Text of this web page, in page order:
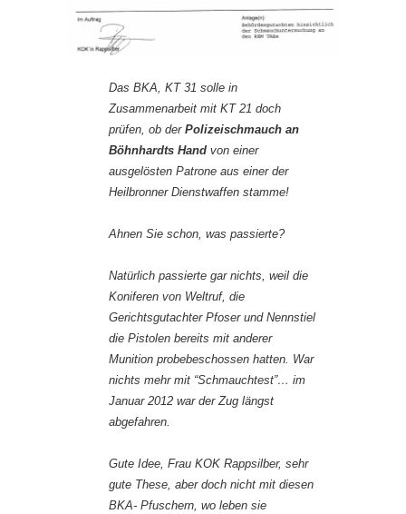
Das BKA, KT 31 solle in
Zusammenarbeit mit KT 21 doch
prüfen, ob der Polizeischmauch an
Böhnhardts Hand von einer
ausgelösten Patrone aus einer der
Heilbronner Dienstwaffen stamme!
Ahnen Sie schon, was passierte?
Natürlich passierte gar nichts, weil die
Koniferen von Weltruf, die
Gerichtsgutachter Pfoser und Nennstiel
die Pistolen bereits mit anderer
Munition probebeschossen hatten. War
nichts mehr mit “Schmauchtest”… im
Januar 2012 war der Zug längst
abgefahren.
Gute Idee, Frau KOK Rappsilber, sehr
gute These, aber doch nicht mit diesen
BKA- Pfuschern, wo leben sie